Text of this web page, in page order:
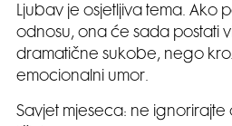
Ljubav je osjetljiva tema. Ako
odnosu, ona će sada postati
dramatične sukobe, nego
emocionalni umor.
Savjet mjeseca: ne ignorirajte